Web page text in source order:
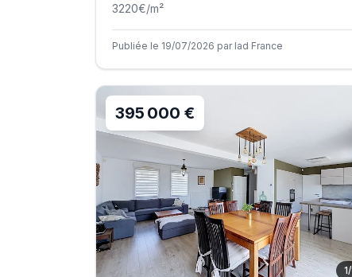
3220€/m²
Publiée le 19/07/2026 par Iad France
1/
395 000 €